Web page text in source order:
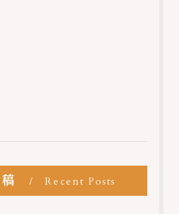
Recent Posts